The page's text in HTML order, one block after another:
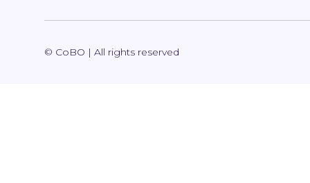
© CoBO | All rights reserved